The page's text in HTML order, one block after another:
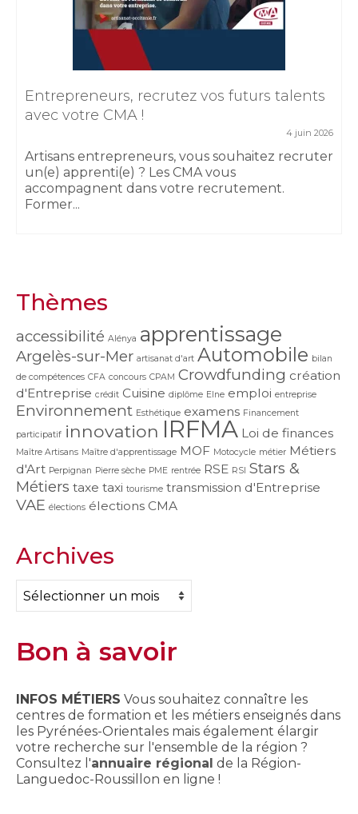
Entrepreneurs, recrutez vos futurs talents
avec votre CMA !
4 juin 2026
Artisans entrepreneurs, vous souhaitez recruter
un(e) apprenti(e) ? Les CMA vous
accompagnent dans votre recrutement.
Former...
Thèmes
accessibilité Alénya apprentissage
Argelès-sur-Mer artisanat d'art Automobile bilan
de compétences CFA concours CPAM Crowdfunding création
d'Entreprise crédit Cuisine diplôme Elne emploi entreprise
Environnement Esthétique examens Financement
participatif innovation IRFMA Loi de finances
Maître Artisans Maître d'apprentissage MOF Motocycle métier Métiers
d'Art Perpignan Pierre sèche PME rentrée RSE RSI Stars &
Métiers taxe taxi tourisme transmission d'Entreprise
VAE élections élections CMA
Archives
Archives
Bon à savoir
INFOS MÉTIERS Vous souhaitez connaître les
centres de formation et les métiers enseignés dans
les Pyrénées-Orientales mais également élargir
votre recherche sur l'ensemble de la région ?
Consultez l'annuaire régional de la Région-
Languedoc-Roussillon en ligne !